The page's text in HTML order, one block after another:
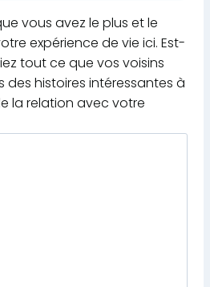
vous avez le plus et le
expérience de vie ici. Est-
tout ce que vos voisins
des histoires intéressantes à
la relation avec votre